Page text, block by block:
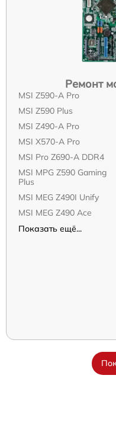
Ремонт
MSI Z590-A Pro
MSI Z590 Plus
MSI Z490-A Pro
MSI X570-A Pro
MSI Pro Z690-A DDR4
MSI MPG Z590 Gaming
Plus
MSI MEG Z490I Unify
MSI MEG Z490 Ace
Показать ещё...